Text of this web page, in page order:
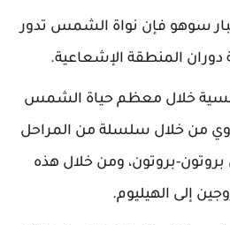
سوهو فإن نواة الشمس تدور
المنطقة الإشعاعية.
خلال معظم حياة الشمس
من خلال سلسلة من المراحل
بروتون، ومن خلال هذه
إلى الهيليوم.